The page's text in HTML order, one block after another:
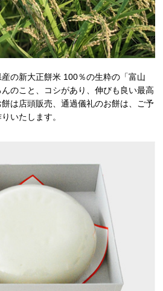
の新大正餅米 100％の生粋の「富山
のこと、コシがあり、伸びも良い最高
は店頭販売、通過儀礼のお餅は、ご予
いたします。